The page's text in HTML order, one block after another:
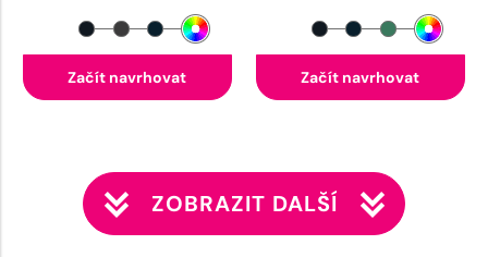
Začít navrhovat Začít navrhovat
ZOBRAZIT DALŠÍ